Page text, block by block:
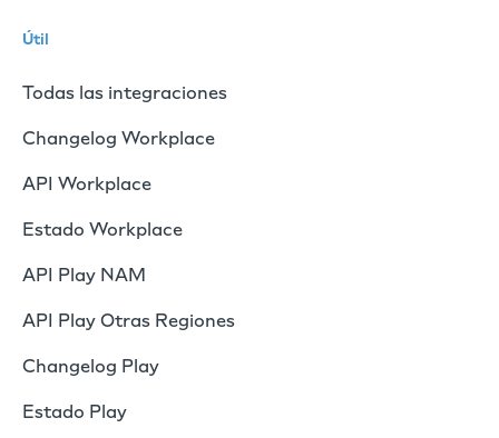
Útil
Todas las integraciones
Changelog Workplace
API Workplace
Estado Workplace
API Play NAM
API Play Otras Regiones
Changelog Play
Estado Play